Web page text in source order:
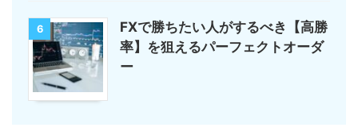
6
FXで勝ちたい人がするべき【高勝
率】を狙えるパーフェクトオーダ
ー